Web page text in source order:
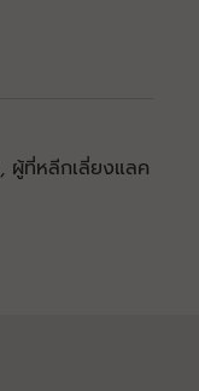
, ผู้ที่หลีกเลี่ยงแลค